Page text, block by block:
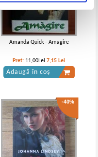
Amanda Quick - Amagire
Pret:11,00Lei 7,15 Lei
Adaugă în coș
-40%